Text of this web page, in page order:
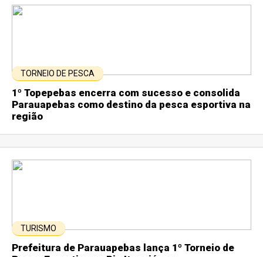
TORNEIO DE PESCA
1º Topepebas encerra com sucesso e consolida
Parauapebas como destino da pesca esportiva na
região
TURISMO
Prefeitura de Parauapebas lança 1º Torneio de